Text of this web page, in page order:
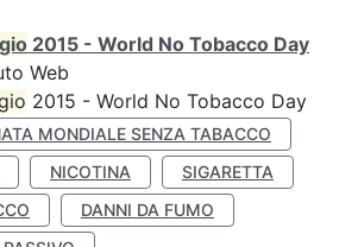
2015 - World No Tobacco Day
Web
2015 - World No Tobacco Day
MONDIALE SENZA TABACCO
NICOTINA
SIGARETTA
DANNI DA FUMO